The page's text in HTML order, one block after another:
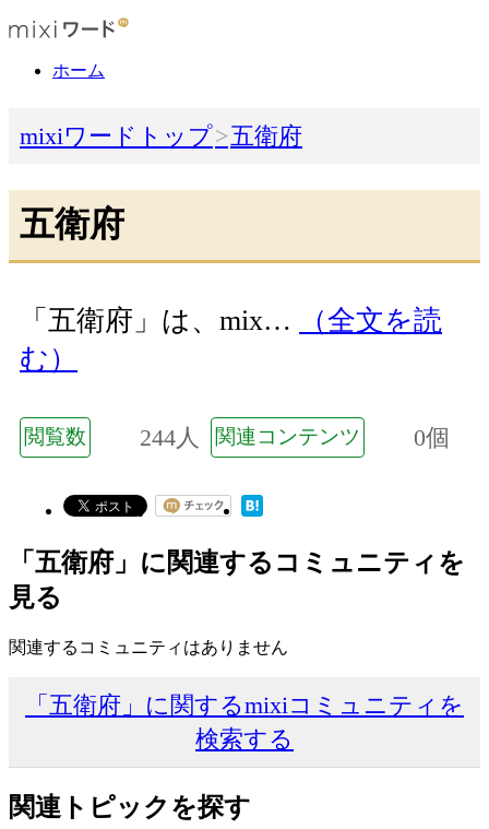
ホーム
mixiワードトップ 五衛府
五衛府
「五衛府」は、mix…
（全文を読
む）
閲覧数 244人 関連コンテンツ 0個
「五衛府」に関連するコミュニティを
見る
関連するコミュニティはありません
「五衛府」に関するmixiコミュニティを
検索する
関連トピックを探す